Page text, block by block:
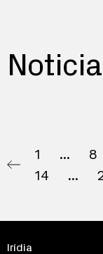
1 8
14
Irídia